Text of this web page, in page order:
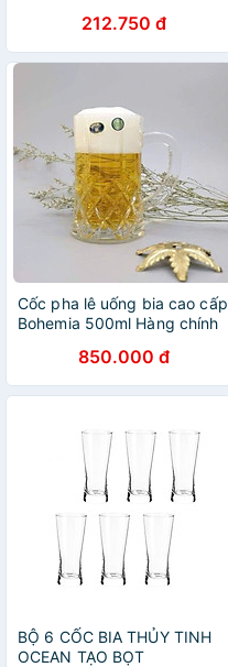
212.750 đ
Cốc pha lê uống bia cao cấp
Bohemia 500ml Hàng chính
850.000 đ
BỘ 6 CỐC BIA THỦY TINH
OCEAN TẠO BỌT